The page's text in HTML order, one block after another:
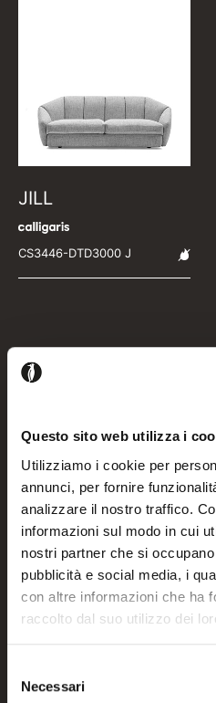
Questo sito web utilizza i
Utilizziamo i cookie per
annunci, per fornire
analizzare il nostro traffico.
informazioni sul modo in cui
nostri partner che si
pubblicità e social media, i
con altre informazioni che ha
raccolto dal suo utilizzo dei
delNecessari
JILL
CS3446-DTD3000 J
LE MARAIS